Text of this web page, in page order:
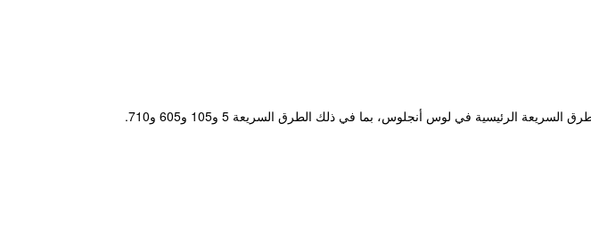
يقع Quality Inn Downey في قلب Downey وعلى بعد دقائق فقط من العديد من الطرق السريعة الرئيسية في لوس أنجلوس، بما في ذلك الطرق السريعة 5 و105 و605 و710.